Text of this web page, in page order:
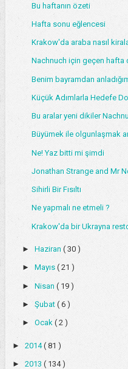
Bu haftanın özeti
Hafta sonu eğlencesi
Krakow'da araba nasıl
Nachnuch için geçen hafta
Benim bayramdan
Küçük Adımlarla Hedefe
Bu aralar yeni dikiler
Büyümek ile olgunlaşmak
Ne! Yaz bitti mi şimdi
Jonathan Strange and Mr
Sihirli Bir Fısıltı
Ne yapmalı ne etmeli ?
Krakow'da bir Ukrayna
► Haziran ( 30 )
► Mayıs ( 21 )
► Nisan ( 19 )
► Şubat ( 6 )
► Ocak ( 2 )
► 2014( 81 )
► 2013 ( 134 )